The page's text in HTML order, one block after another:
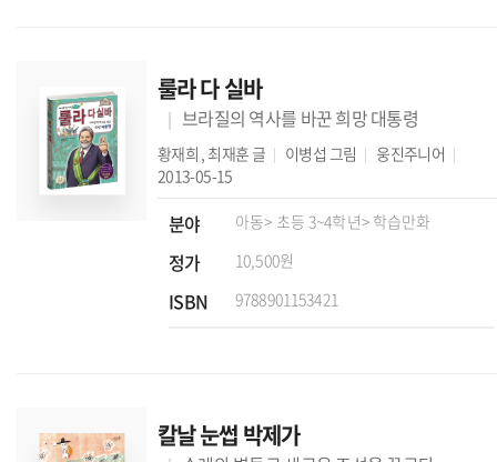
룰라 다 실바
브라질의 역사를 바꾼 희망 대통령
황재희 , 최재훈 글 이병섭 그림
웅진주니어
2013-05-15
분야 아동> 초등 3~4학년> 학습만화
정가 10,500원
ISBN 9788901153421
칼날 눈썹 박제가